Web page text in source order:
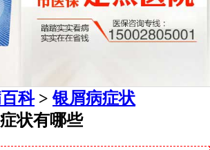
科>银屑病症状
状有哪些